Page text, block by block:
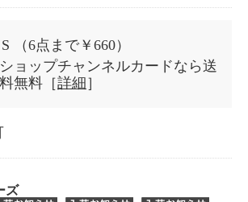
（6点まで￥660）
ショップチャンネルカードなら送
料無料［詳細 ］
ズ